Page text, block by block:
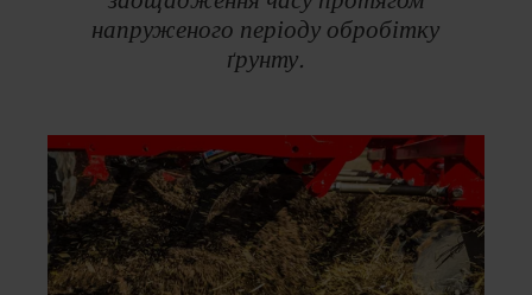
напруженого періоду обробітку
ґрунту.